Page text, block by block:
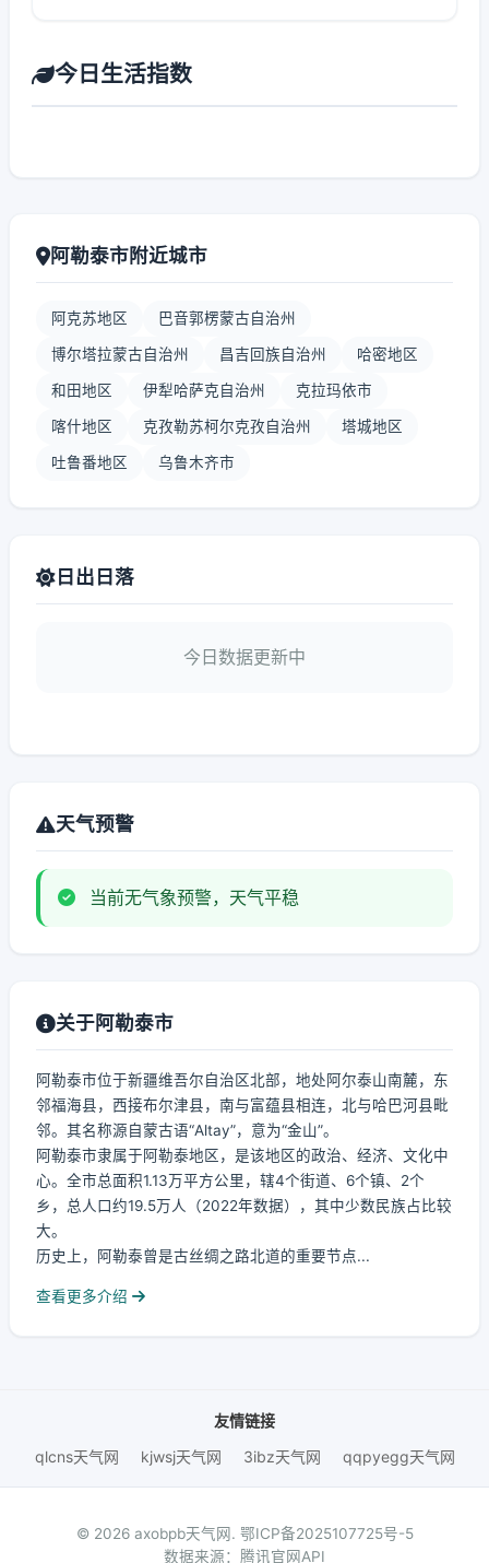
今日生活指数
阿勒泰市附近城市
阿克苏地区 巴音郭楞蒙古自治州
博尔塔拉蒙古自治州 昌吉回族自治州 哈密地区
和田地区 伊犁哈萨克自治州 克拉玛依市
喀什地区 克孜勒苏柯尔克孜自治州 塔城地区
吐鲁番地区 乌鲁木齐市
日出日落
今日数据更新中
天气预警
当前无气象预警，天气平稳
关于阿勒泰市
阿勒泰市位于新疆维吾尔自治区北部，地处阿尔泰山南麓，东
邻福海县，西接布尔津县，南与富蕴县相连，北与哈巴河县毗
邻。其名称源自蒙古语“Altay”，意为“金山”。
阿勒泰市隶属于阿勒泰地区，是该地区的政治、经济、文化中
心。全市总面积1.13万平方公里，辖4个街道、6个镇、2个
乡，总人口约19.5万人（2022年数据），其中少数民族占比较
大。
历史上，阿勒泰曾是古丝绸之路北道的重要节点...
查看更多介绍
友情链接
qlcns天气网
kjwsj天气网 3ibz天气网 qqpyegg天气网
© 2026 axobpb天气网. 鄂ICP备2025107725号-5
数据来源：腾讯官网API